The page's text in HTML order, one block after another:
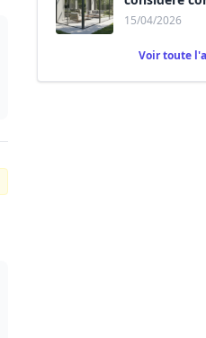
permanente ?
15/04/2026
Voir toute